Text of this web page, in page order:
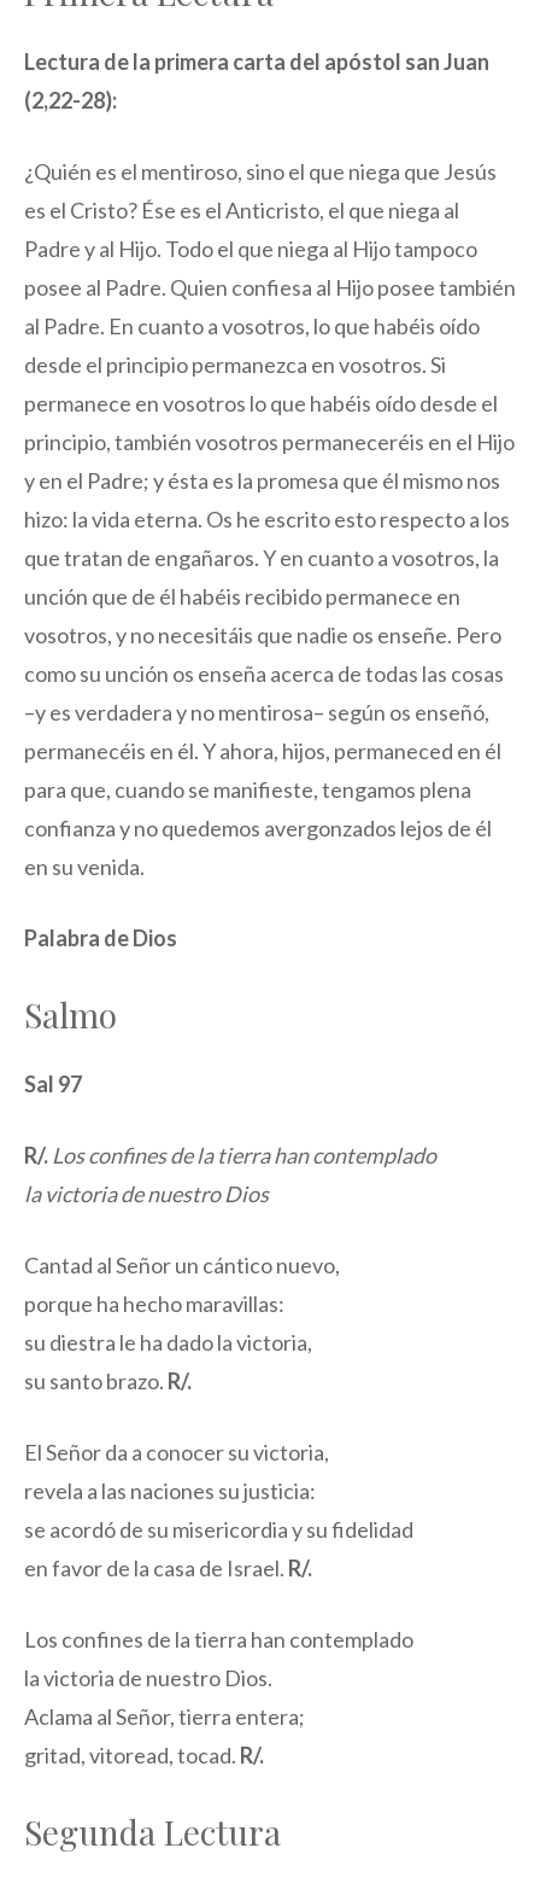
Lectura de la primera carta del apóstol san Juan
(2,22-28):
¿Quién es el mentiroso, sino el que niega que Jesús
es el Cristo? Ése es el Anticristo, el que niega al
Padre y al Hijo. Todo el que niega al Hijo tampoco
posee al Padre. Quien confiesa al Hijo posee también
al Padre. En cuanto a vosotros, lo que habéis oído
desde el principio permanezca en vosotros. Si
permanece en vosotros lo que habéis oído desde el
principio, también vosotros permaneceréis en el Hijo
y en el Padre; y ésta es la promesa que él mismo nos
hizo: la vida eterna. Os he escrito esto respecto a los
que tratan de engañaros. Y en cuanto a vosotros, la
unción que de él habéis recibido permanece en
vosotros, y no necesitáis que nadie os enseñe. Pero
como su unción os enseña acerca de todas las cosas
–y es verdadera y no mentirosa– según os enseñó,
permanecéis en él. Y ahora, hijos, permaneced en él
para que, cuando se manifieste, tengamos plena
confianza y no quedemos avergonzados lejos de él
en su venida.
Palabra de Dios
Salmo
Sal 97
R/. Los confines de la tierra han contemplado
la victoria de nuestro Dios
Cantad al Señor un cántico nuevo,
porque ha hecho maravillas:
su diestra le ha dado la victoria,
su santo brazo. R/.
El Señor da a conocer su victoria,
revela a las naciones su justicia:
se acordó de su misericordia y su fidelidad
en favor de la casa de Israel. R/.
Los confines de la tierra han contemplado
la victoria de nuestro Dios.
Aclama al Señor, tierra entera;
gritad, vitoread, tocad. R/.
Segunda Lectura